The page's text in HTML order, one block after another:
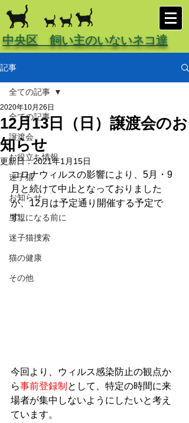
中央区 飼い主のいないネコ達
記事
全ての記事
譲渡会
お役立ち情報
迷子猫
お知らせ
里親になる前に
迷子猫捜索
猫の健康
その他
全ての記事
12月13日（日）譲渡会のお
知らせ
2020年10月26日
更新日：2021年1月15日
コロナウィルスの影響により、5月・9
月と続けて中止となっておりました
が、12月は予定通り開催する予定で
す。
今回より、ウィルス感染防止の観点か
ら事前登録制 として、特定の時間に来
場者が集中しないようにしたいと考え
ています。